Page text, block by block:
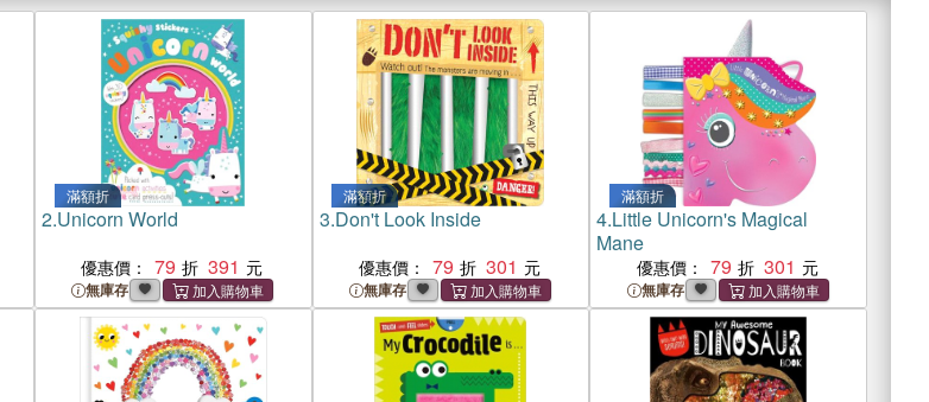
滿額折
2.Unicorn World
優惠價： 79 391
無庫存
滿額折
3.Don't Look Inside
優惠價： 79 301
無庫存
滿額折
4.Little Unicorn's Magical
Mane
優惠價： 79 301
無庫存